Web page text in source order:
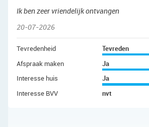
Ik ben zeer vriendelijk ontvangen
20-07-2026
Tevredenheid
Tevreden
Afspraak maken
Ja
Interesse huis
Ja
Interesse BVV
nvt